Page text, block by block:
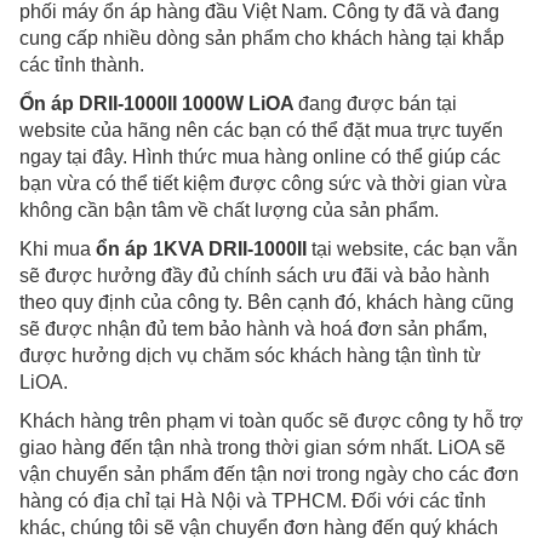
phối máy ổn áp hàng đầu Việt Nam. Công ty đã và đang
cung cấp nhiều dòng sản phẩm cho khách hàng tại khắp
các tỉnh thành.
Ổn áp DRII-1000II 1000W LiOA đang được bán tại
website của hãng nên các bạn có thể đặt mua trực tuyến
ngay tại đây. Hình thức mua hàng online có thể giúp các
bạn vừa có thể tiết kiệm được công sức và thời gian vừa
không cần bận tâm về chất lượng của sản phẩm.
Khi mua ổn áp 1KVA DRII-1000II tại website, các bạn vẫn
sẽ được hưởng đầy đủ chính sách ưu đãi và bảo hành
theo quy định của công ty. Bên cạnh đó, khách hàng cũng
sẽ được nhận đủ tem bảo hành và hoá đơn sản phẩm,
được hưởng dịch vụ chăm sóc khách hàng tận tình từ
LiOA.
Khách hàng trên phạm vi toàn quốc sẽ được công ty hỗ trợ
giao hàng đến tận nhà trong thời gian sớm nhất. LiOA sẽ
vận chuyển sản phẩm đến tận nơi trong ngày cho các đơn
hàng có địa chỉ tại Hà Nội và TPHCM. Đối với các tỉnh
khác, chúng tôi sẽ vận chuyển đơn hàng đến quý khách